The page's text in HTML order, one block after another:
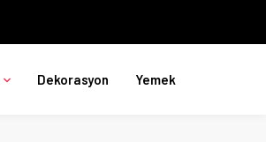
Dekorasyon Yemek